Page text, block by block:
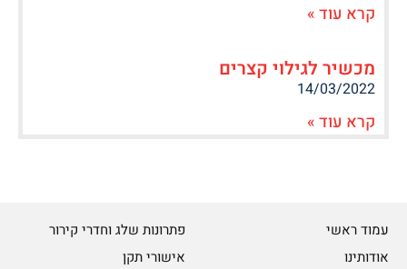
קרא עוד »
מכשיר לגילוי קצרים
14/03/2022
קרא עוד »
עמוד ראשי
אודותינו
פתרונות שלג וחדרי קירור
אישורי תקן